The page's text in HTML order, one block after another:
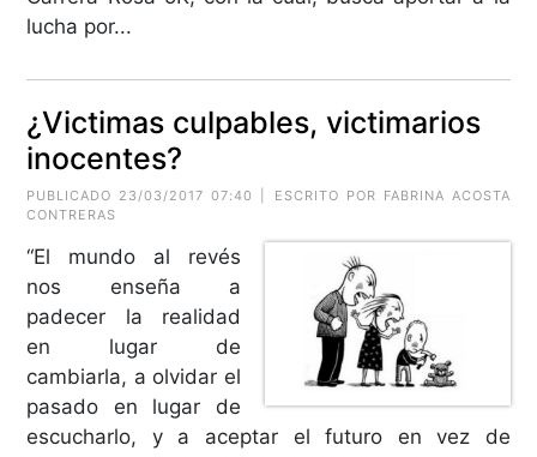
lucha por...
¿Victimas culpables, victimarios
inocentes?
PUBLICADO 23/03/2017 07:40 | ESCRITO POR FABRINA ACOSTA
CONTRERAS
“El mundo al revés
nos enseña a
padecer la realidad
en lugar de
cambiarla, a olvidar el
pasado en lugar de
escucharlo, y a aceptar el futuro en vez de